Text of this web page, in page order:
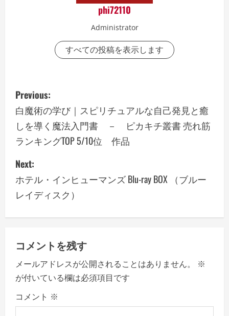
phi72110
Administrator
すべての投稿を表示します
P
o
s
t
n
a
v
i
g
a
t
Previous:
白魔術の学び｜スピリチュアルな自己発見と癒
しを導く魔法入門書 － ピカキチ叢書 売れ筋
ランキングTOP 5/10位 作品
Next:
ホテル・インヒューマンズ Blu-ray BOX （ブルー
レイディスク）
コメントを残す
メールアドレスが公開されることはありません。
※
が付いている欄は必須項目です
コメント ※